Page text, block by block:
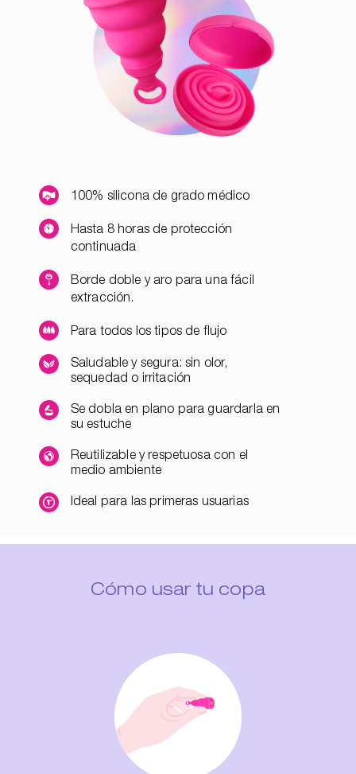
100% silicona de grado médico
Hasta 8 horas de protección
continuada
Borde doble y aro para una fácil
extracción.
Para todos los tipos de flujo
Saludable y segura: sin olor,
sequedad o irritación
Se dobla en plano para guardarla en
su estuche
Reutilizable y respetuosa con el
medio ambiente
Ideal para las primeras usuarias
Cómo usar tu copa